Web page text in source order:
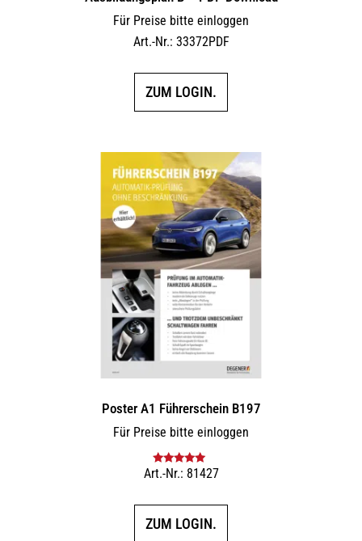
Für Preise bitte einloggen
Art.-Nr.: 33372PDF
ZUM LOGIN.
Poster A1 Führerschein B197
Für Preise bitte einloggen
Bewertet mit
Art.-Nr.: 81427
ZUM LOGIN.